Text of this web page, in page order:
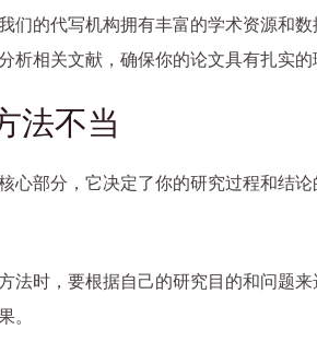
们的代写机构拥有丰富的学术资源和
析相关文献，确保你的论文具有扎实的
法不当
心部分，它决定了你的研究过程和结
法时，要根据自己的研究目的和问题
。